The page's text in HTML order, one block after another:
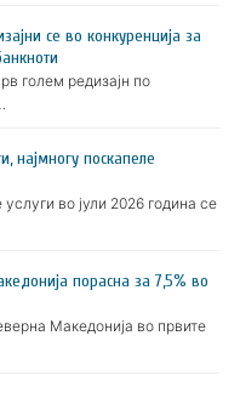
се во конкуренција за
голем редизајн по
најмногу поскапеле
во јули 2026 година се
порасна за 7,5% во
Македонија во првите